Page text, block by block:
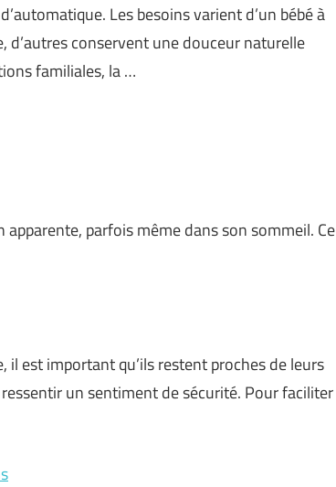
Les besoins varient d’un bébé à
d’autres conservent une douceur naturelle
familiales, la …
parfois même dans son sommeil. Ce
il est important qu’ils restent proches de leurs
un sentiment de sécurité. Pour faciliter